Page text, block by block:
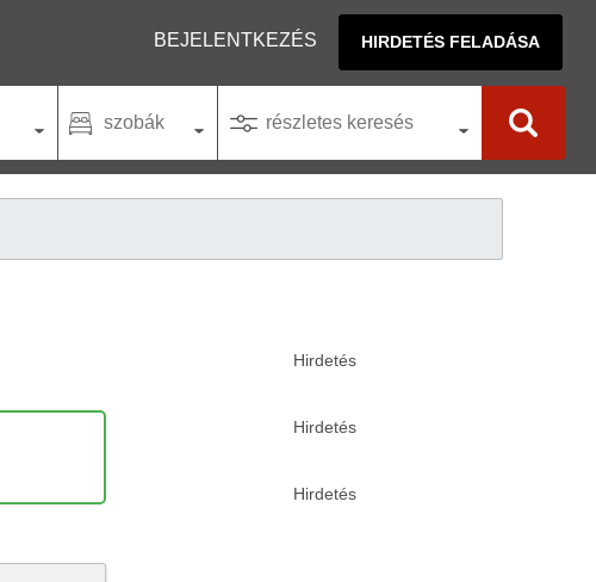
BEJELENTKEZÉS HIRDETÉS FELADÁSA
szobák részletes keresés